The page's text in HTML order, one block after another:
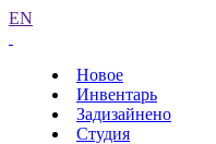
EN
Новое
Инвентарь
Задизайнено
Студия